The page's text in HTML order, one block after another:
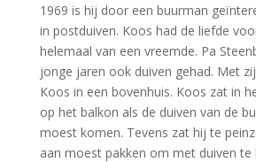
1969 is hij door een buurman
in postduiven. Koos had de liefde
helemaal van een vreemde. Pa
jonge jaren ook duiven gehad. Met
Koos in een bovenhuis. Koos zat in
op het balkon als de duiven van de
moest komen. Tevens zat hij te
aan moest pakken om met duiven te